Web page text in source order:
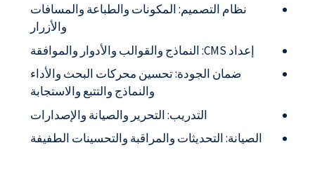
نظام التصميم: المكونات والطباعة والمسافات
والأزرار
إعداد CMS: النماذج والقوالب والأدوار والموافقة
ضمان الجودة: تحسين محركات البحث والأداء
والنماذج والتتبع والاستجابة
التدريب: التحرير والصيانة والإصدارات
الصيانة: التحديثات والمراقبة والتحسينات الطفيفة